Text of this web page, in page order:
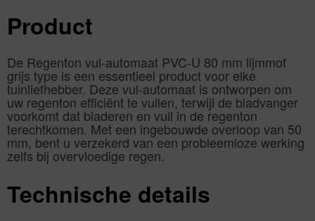
Product
De Regenton vul-automaat PVC-U 80 mm lijmmof
grijs type is een essentieel product voor elke
tuinliefhebber. Deze vul-automaat is ontworpen om
uw regenton efficiënt te vullen, terwijl de bladvanger
voorkomt dat bladeren en vuil in de regenton
terechtkomen. Met een ingebouwde overloop van 50
mm, bent u verzekerd van een probleemloze werking
zelfs bij overvloedige regen.
Technische details